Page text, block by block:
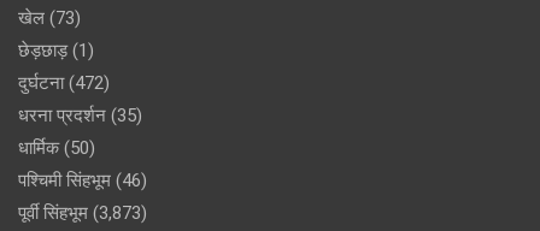
खेल (73)
छेड़छाड़(1)
दुर्घटना(472)
धरना प्रदर्शन (35)
धार्मिक(50)
पश्चिमी सिंहभूम (46)
पूर्वी सिंहभूम (3,873)